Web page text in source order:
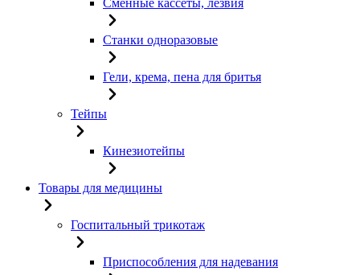
Сменные кассеты, лезвия
Станки одноразовые
Гели, крема, пена для бритья
Тейпы
Кинезиотейпы
Товары для медицины
Госпитальный трикотаж
Приспособления для надевания